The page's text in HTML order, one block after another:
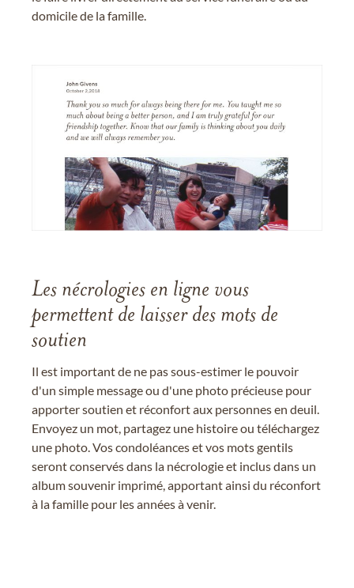
domicile de la famille.
Les nécrologies en ligne vous
permettent de laisser des mots de
soutien
Il est important de ne pas sous-estimer le pouvoir
d'un simple message ou d'une photo précieuse pour
apporter soutien et réconfort aux personnes en deuil.
Envoyez un mot, partagez une histoire ou téléchargez
une photo. Vos condoléances et vos mots gentils
seront conservés dans la nécrologie et inclus dans un
album souvenir imprimé, apportant ainsi du réconfort
à la famille pour les années à venir.